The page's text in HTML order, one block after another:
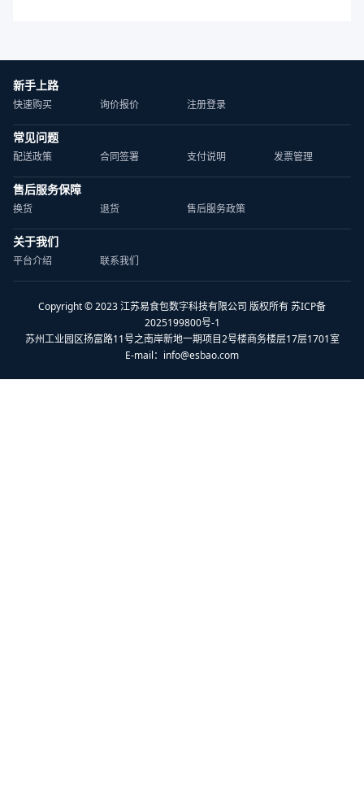
新手上路
快速购买 询价报价 注册登录
常见问题
配送政策 合同签署 支付说明 发票管理
售后服务保障
换货 退货 售后服务政策
关于我们
平台介绍 联系我们
Copyright © 2023 江苏易食包数字科技有限公司 版权所有 苏ICP备
2025199800号-1
苏州工业园区扬富路11号之南岸新地一期项目2号楼商务楼层17层1701室
E-mail： info@esbao.com